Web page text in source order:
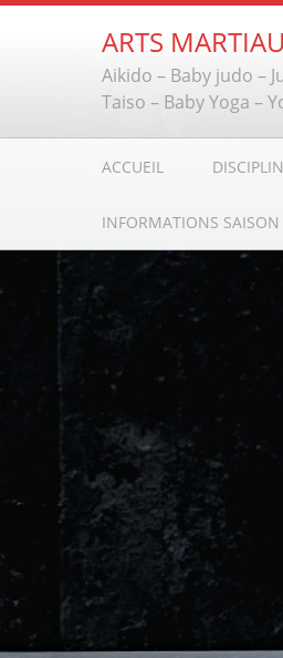
ARTS
Aikido – Baby judo –
Taiso – Baby Yoga –
ACCUEIL
INFORMATIONS